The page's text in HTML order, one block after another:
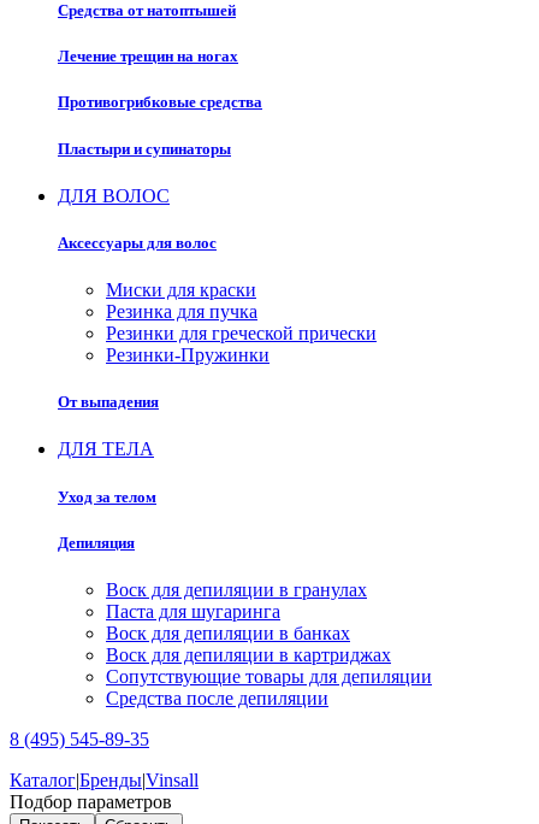
Средства от натоптышей
Лечение трещин на ногах
Противогрибковые средства
Пластыри и супинаторы
ДЛЯ ВОЛОС
Аксессуары для волос
Миски для краски
Резинка для пучка
Резинки для греческой прически
Резинки-Пружинки
От выпадения
ДЛЯ ТЕЛА
Уход за телом
Депиляция
Воск для депиляции в гранулах
Паста для шугаринга
Воск для депиляции в банках
Воск для депиляции в картриджах
Сопутствующие товары для депиляции
Средства после депиляции
8 (495) 545-89-35
Каталог|Бренды|Vinsall
Подбор параметров